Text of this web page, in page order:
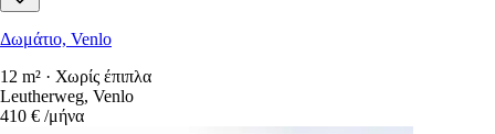
Δωμάτιο, Venlo
12 m² · Χωρίς έπιπλα
Leutherweg, Venlo
410 € /μήνα